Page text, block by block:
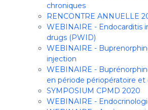
chroniques
RENCONTRE ANNUELLE
WEBINAIRE - Endocarditis
drugs (PWID)
WEBINAIRE -
injection
WEBINAIRE -
en période périopératoire et
SYMPOSIUM CPMD 2020
WEBINAIRE -